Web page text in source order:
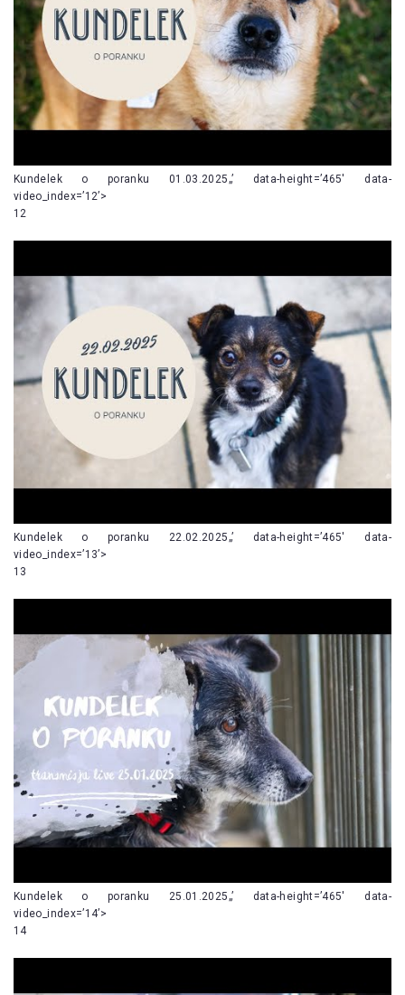
Kundelek o poranku 01.03.2025„’ data-height=’465′ data-
video_index=’12’>
12
Kundelek o poranku 22.02.2025„’ data-height=’465′ data-
video_index=’13’>
13
Kundelek o poranku 25.01.2025„’ data-height=’465′ data-
video_index=’14’>
14